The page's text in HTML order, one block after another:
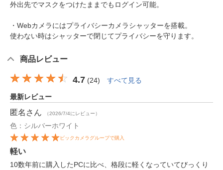
外出先でマスクをつけたままでもログイン可能。
・Webカメラにはプライバシーカメラシャッターを搭載。
使わない時はシャッターで閉じてプライバシーを守ります。
商品レビュー
4.7 (24) すべて見る
最新レビュー
匿名 さん （2026/7/4にレビュー）
色：シルバーホワイト
ビックカメラグループで購入
軽い
10数年前に購入したPCに比べ、格段に軽くなっていてびっくり